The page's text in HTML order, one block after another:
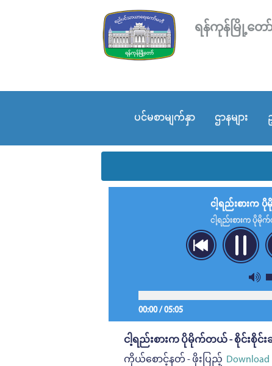
ရန်ကုန်မြို့တေ
ပင်မစာမျက်နှာ ဌာနများ
ငါ့ရည်းစားက
ငါ့ရည်းစားက ပိုမို
00:00/05:05
ငါ့ရည်းစားက ပိုမိုက်တယ် - စိုင်းစိုင်း
ကိုယ်စောင့်နတ် - ဖိုးပြည့် Download